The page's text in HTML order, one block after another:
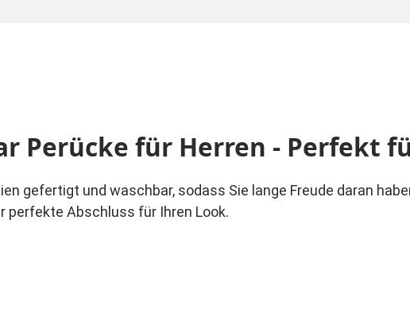
Perücke für Herren - Perfekt
gefertigt und waschbar, sodass Sie lange Freude daran
perfekte Abschluss für Ihren Look.